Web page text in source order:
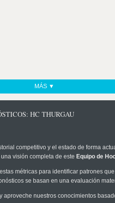
MÁS ▼
HC THURGAU
competitivo y el estado de forma
visión completa de este Equipo de
métricas para identificar patrones
se basan en una evaluación
y aproveche nuestros conocimientos